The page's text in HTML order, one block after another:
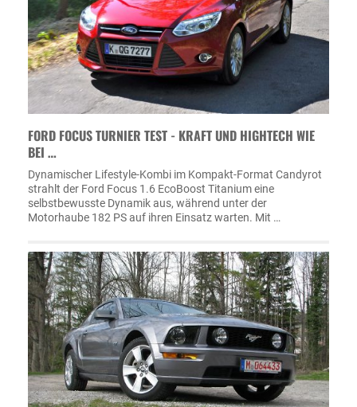
FORD FOCUS TURNIER TEST - KRAFT UND HIGHTECH WIE
BEI …
Dynamischer Lifestyle-Kombi im Kompakt-Format Candyrot
strahlt der Ford Focus 1.6 EcoBoost Titanium eine
selbstbewusste Dynamik aus, während unter der
Motorhaube 182 PS auf ihren Einsatz warten. Mit …